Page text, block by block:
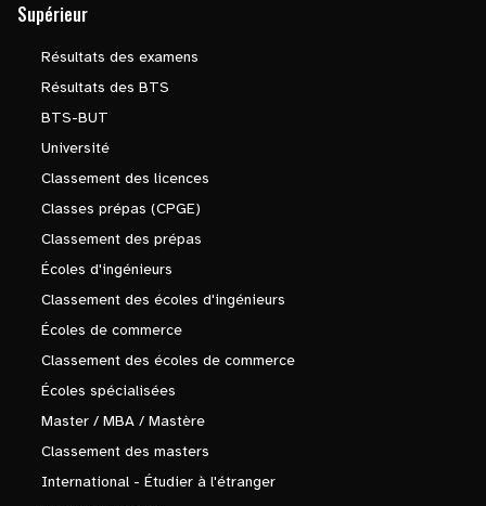
Supérieur
Résultats des examens
Résultats des BTS
BTS-BUT
Université
Classement des licences
Classes prépas (CPGE)
Classement des prépas
Écoles d'ingénieurs
Classement des écoles d'ingénieurs
Écoles de commerce
Classement des écoles de commerce
Écoles spécialisées
Master / MBA / Mastère
Classement des masters
International - Étudier à l'étranger